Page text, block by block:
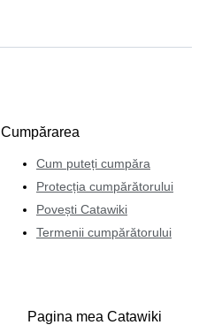
Cumpărarea
Cum puteți cumpăra
Protecția cumpărătorului
Povești Catawiki
Termenii cumpărătorului
Pagina mea Catawiki